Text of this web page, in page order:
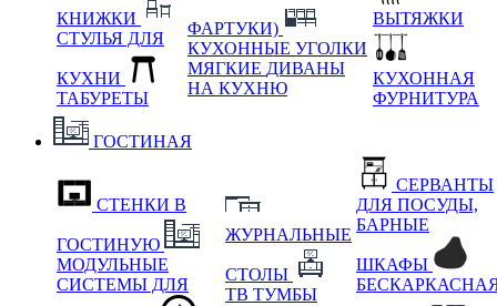
КНИЖКИ
СТУЛЬЯ ДЛЯ
КУХНИ
ТАБУРЕТЫ
ФАРТУКИ)
КУХОННЫЕ УГОЛКИ
МЯГКИЕ ДИВАНЫ
НА КУХНЮ
ВЫТЯЖКИ
КУХОННАЯ
ФУРНИТУРА
ГОСТИНАЯ
СТЕНКИ В
ГОСТИНУЮ
МОДУЛЬНЫЕ
СИСТЕМЫ ДЛЯ
ЖУРНАЛЬНЫЕ
СТОЛЫ
ТВ ТУМБЫ
СЕРВАНТЫ
ДЛЯ ПОСУДЫ,
БАРНЫЕ
ШКАФЫ